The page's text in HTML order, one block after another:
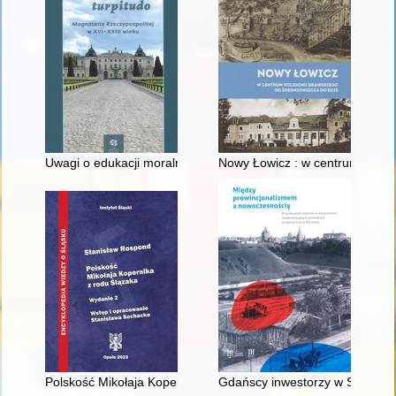
Uwagi o edukacji moralnej synów szlacheckich w XVI-
Nowy Łowicz : w centrum
Polskość Mikołaja Kopernika z rodu Ślązaka
Gdańscy inwestorzy w